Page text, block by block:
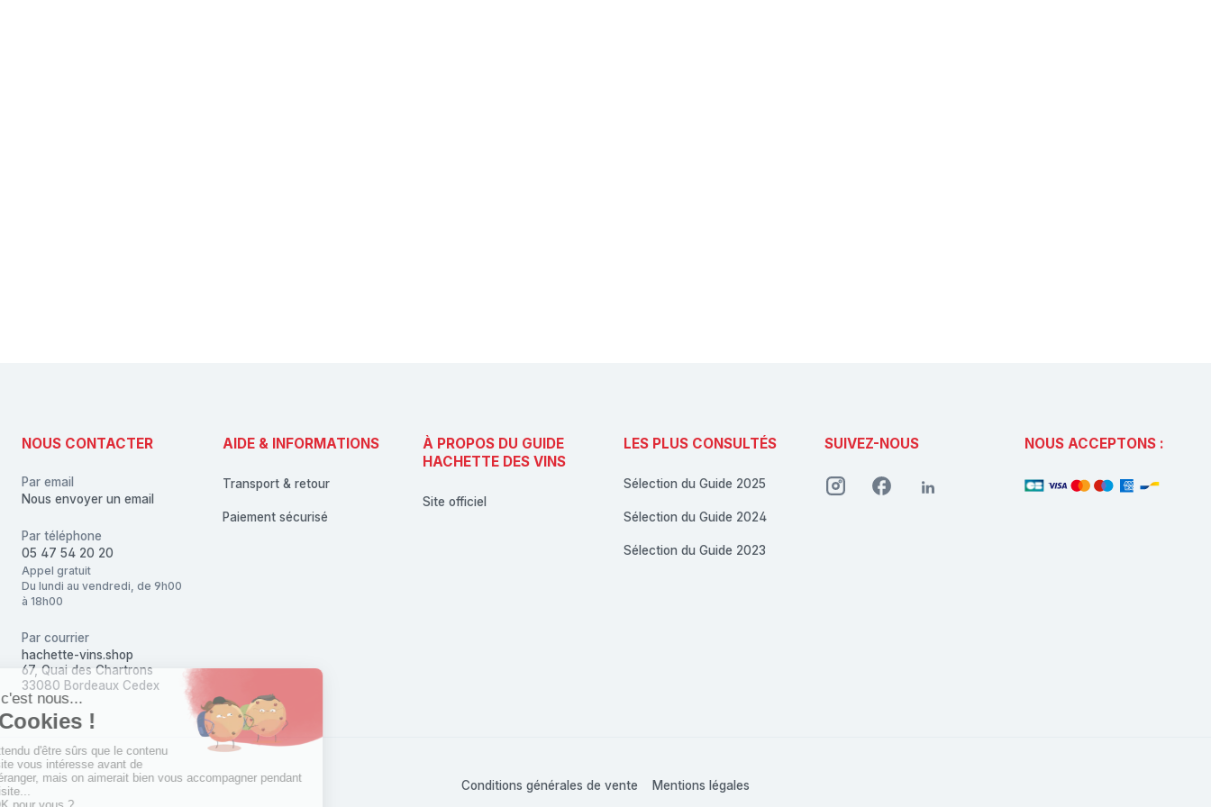
NOUS CONTACTER
Par email
Nous envoyer un email
Par téléphone
05 47 54 20 20
Appel gratuit
Du lundi au vendredi, de 9h00
à 18h00
Par courrier
hachette-vins.shop
67, Quai des Chartrons
33080 Bordeaux Cedex
AIDE & INFORMATIONS
Transport & retour
Paiement sécurisé
À PROPOS DU GUIDE
HACHETTE DES VINS
Site officiel
LES PLUS CONSULTÉS
Sélection du Guide 2025
Sélection du Guide 2024
Sélection du Guide 2023
SUIVEZ-NOUS NOUS ACCEPTONS :
Conditions générales de vente Mentions légales